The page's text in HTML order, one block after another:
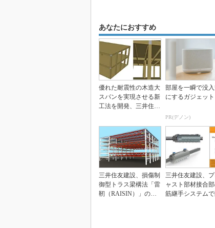
あなたにおすすめ
優れた耐震性の木造大
スパンを実現させる新
工法を開発、三井住友
部屋を一瞬で没入
にするガジェット
PR(デノン)
三井住友建設、損傷制
御型トラス梁構法「雷
靭（RAISIN）」の設
三井住友建設、
ャスト部材接合
筋継手システム